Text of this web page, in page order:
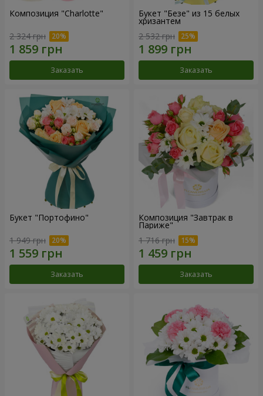
Композиция "Charlotte"
2 324 грн
Заказать
Букет "Безе" из 15 белых
хризантем
2 532 грн
Заказать
Букет "Портофино"
1 949 грн
Заказать
Композиция "Завтрак в
Париже"
1 716 грн
Заказать